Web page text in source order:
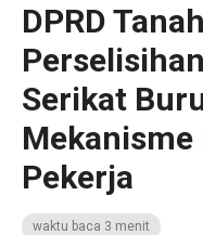
DPRD
Serikat
Pekerja
waktu baca 3 menit